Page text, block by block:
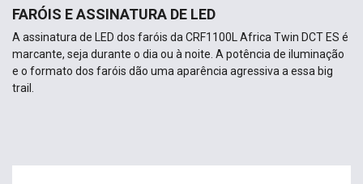
FARÓIS E ASSINATURA DE LED
A assinatura de LED dos faróis da CRF1100L Africa Twin DCT ES é
marcante, seja durante o dia ou à noite. A potência de iluminação
e o formato dos faróis dão uma aparência agressiva a essa big
trail.